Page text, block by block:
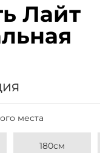
Лайт
места
180см